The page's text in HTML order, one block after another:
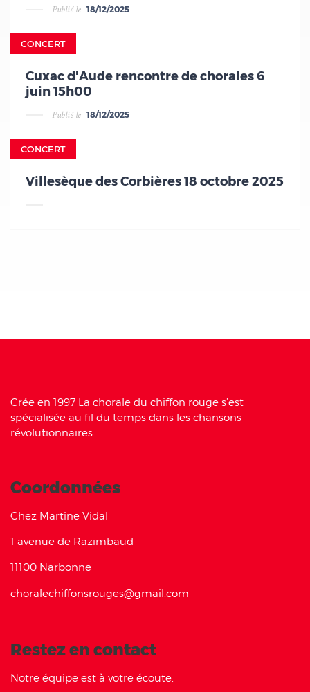
Publié le 18/12/2025
CONCERT
Cuxac d'Aude rencontre de chorales 6
juin 15h00
Publié le 18/12/2025
CONCERT
Villesèque des Corbières 18 octobre 2025
Crée en 1997 La chorale du chiffon rouge s’est
spécialisée au fil du temps dans les chansons
révolutionnaires.
Coordonnées
Chez Martine Vidal
1 avenue de Razimbaud
11100 Narbonne
choralechiffonsrouges@gmail.com
Restez en contact
Notre équipe est à votre écoute.